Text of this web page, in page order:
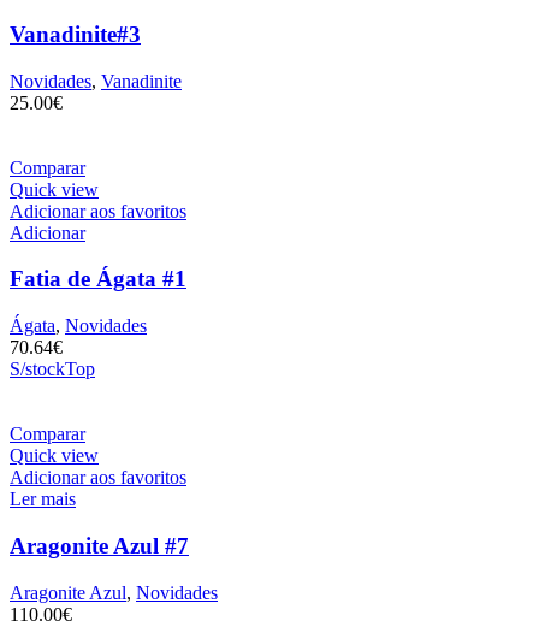
Vanadinite#3
Novidades, Vanadinite
25.00€
Comparar
Quick view
Adicionar aos favoritos
Adicionar
Fatia de Ágata #1
Ágata, Novidades
70.64€
S/stockTop
Comparar
Quick view
Adicionar aos favoritos
Ler mais
Aragonite Azul #7
Aragonite Azul, Novidades
110.00€